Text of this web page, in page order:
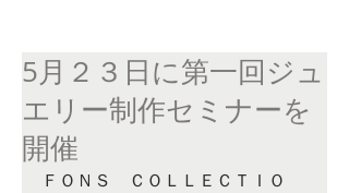
5月２３日に第一回ジュ
エリー制作セミナーを
開催
ＦＯＮＳ　ＣＯＬＬＥＣＴＩＯ